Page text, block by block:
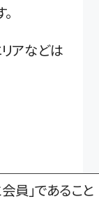
アなどは
会員」であること